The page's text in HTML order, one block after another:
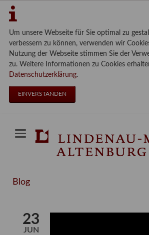
Um unsere Webseite für Sie optimal zu
verbessern zu können, verwenden wir
Nutzung der Webseite stimmen Sie der
zu. Weitere Informationen zu Cookies
Datenschutzerklärung.
EINVERSTANDEN
Blog
23
JUN